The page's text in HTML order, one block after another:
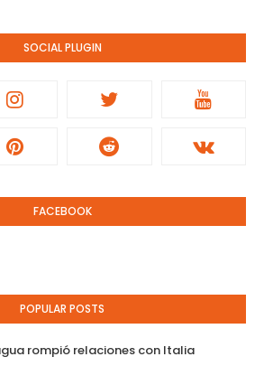
SOCIAL PLUGIN
FACEBOOK
POPULAR POSTS
rompió relaciones con Italia